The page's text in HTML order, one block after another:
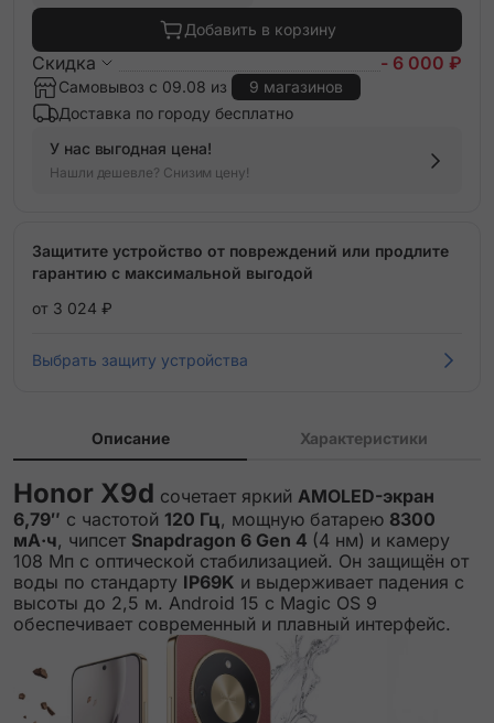
Добавить в корзину
Скидка - 6 000 ₽
Самовывоз с 09.08 из
9 магазинов
Доставка по городу бесплатно
У нас выгодная цена!
Нашли дешевле? Снизим цену!
Защитите устройство от повреждений или продлите
гарантию с максимальной выгодой
от 3 024 ₽
Выбрать защиту устройства
Описание Характеристики
Honor X9d сочетает яркий AMOLED-экран
6,79″ с частотой 120 Гц, мощную батарею 8300
мА·ч, чипсет Snapdragon 6 Gen 4 (4 нм) и камеру
108 Мп с оптической стабилизацией. Он защищён от
воды по стандарту IP69K и выдерживает падения с
высоты до 2,5 м. Android 15 с Magic OS 9
обеспечивает современный и плавный интерфейс.